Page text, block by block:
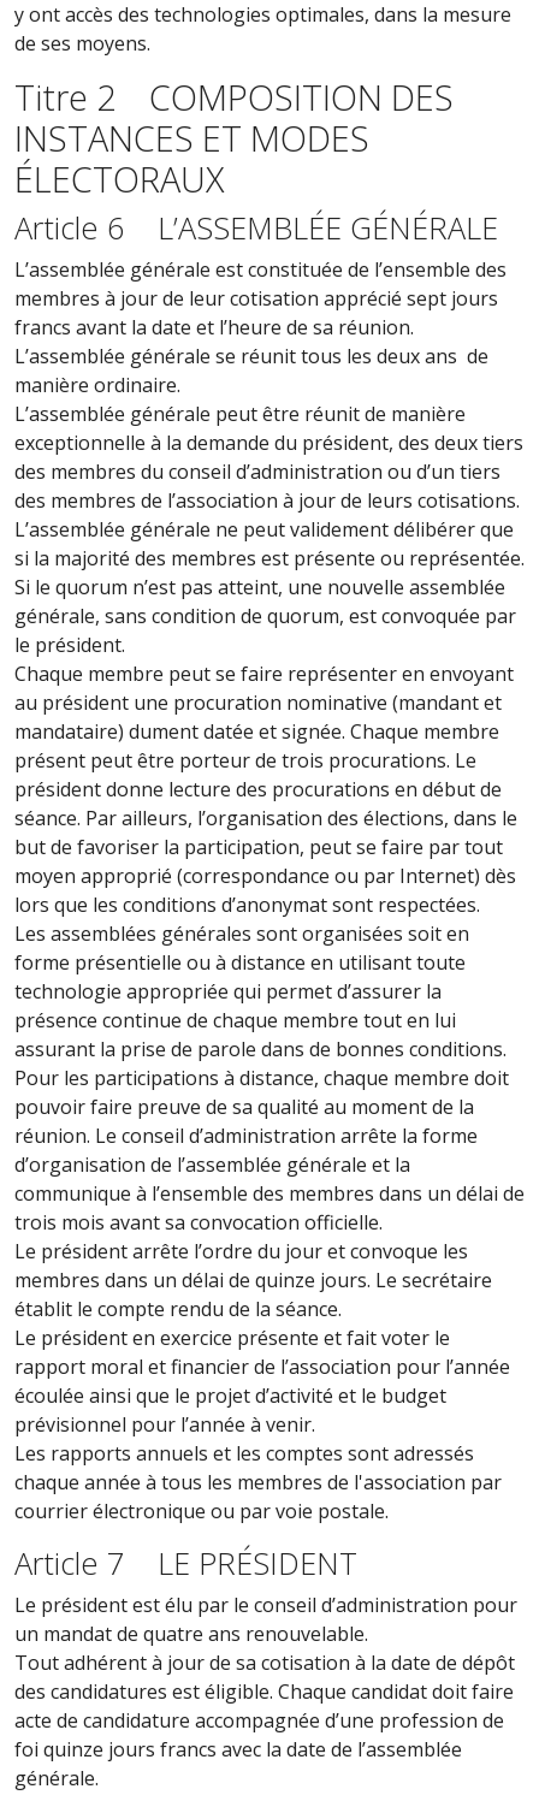
y ont accès des technologies optimales, dans la mesure
de ses moyens.
Titre 2 COMPOSITION DES
INSTANCES ET MODES
ÉLECTORAUX
Article 6 L’ASSEMBLÉE GÉNÉRALE
L’assemblée générale est constituée de l’ensemble des
membres à jour de leur cotisation apprécié sept jours
francs avant la date et l’heure de sa réunion.
L’assemblée générale se réunit tous les deux ans de
manière ordinaire.
L’assemblée générale peut être réunit de manière
exceptionnelle à la demande du président, des deux tiers
des membres du conseil d’administration ou d’un tiers
des membres de l’association à jour de leurs cotisations.
L’assemblée générale ne peut validement délibérer que
si la majorité des membres est présente ou représentée.
Si le quorum n’est pas atteint, une nouvelle assemblée
générale, sans condition de quorum, est convoquée par
le président.
Chaque membre peut se faire représenter en envoyant
au président une procuration nominative (mandant et
mandataire) dument datée et signée. Chaque membre
présent peut être porteur de trois procurations. Le
président donne lecture des procurations en début de
séance. Par ailleurs, l’organisation des élections, dans le
but de favoriser la participation, peut se faire par tout
moyen approprié (correspondance ou par Internet) dès
lors que les conditions d’anonymat sont respectées.
Les assemblées générales sont organisées soit en
forme présentielle ou à distance en utilisant toute
technologie appropriée qui permet d’assurer la
présence continue de chaque membre tout en lui
assurant la prise de parole dans de bonnes conditions.
Pour les participations à distance, chaque membre doit
pouvoir faire preuve de sa qualité au moment de la
réunion. Le conseil d’administration arrête la forme
d’organisation de l’assemblée générale et la
communique à l’ensemble des membres dans un délai de
trois mois avant sa convocation officielle.
Le président arrête l’ordre du jour et convoque les
membres dans un délai de quinze jours. Le secrétaire
établit le compte rendu de la séance.
Le président en exercice présente et fait voter le
rapport moral et financier de l’association pour l’année
écoulée ainsi que le projet d’activité et le budget
prévisionnel pour l’année à venir.
Les rapports annuels et les comptes sont adressés
chaque année à tous les membres de l'association par
courrier électronique ou par voie postale.
Article 7 LE PRÉSIDENT
Le président est élu par le conseil d’administration pour
un mandat de quatre ans renouvelable.
Tout adhérent à jour de sa cotisation à la date de dépôt
des candidatures est éligible. Chaque candidat doit faire
acte de candidature accompagnée d’une profession de
foi quinze jours francs avec la date de l’assemblée
générale.